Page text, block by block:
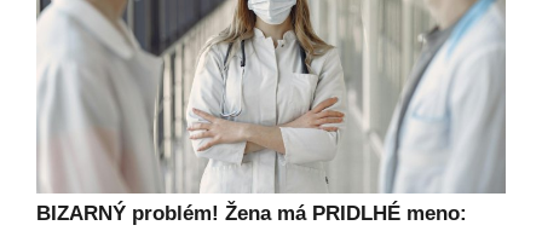
BIZARNÝ problém! Žena má PRIDLHÉ meno: